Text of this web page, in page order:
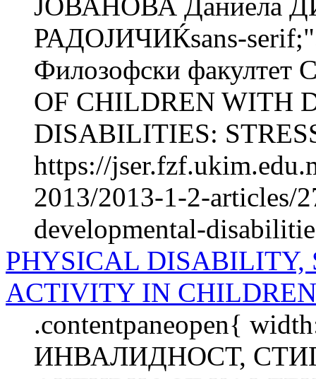
РАДОЈИЧИЌsans-serif;">
Филозофски факултет
OF CHILDREN WITH
DISABILITIES:
https://
2013/2013-1-2-articles/
developmental-
PHYSICAL
ACTIVITY IN
.contentpaneopen{
ИНВАЛИДНОСТ,